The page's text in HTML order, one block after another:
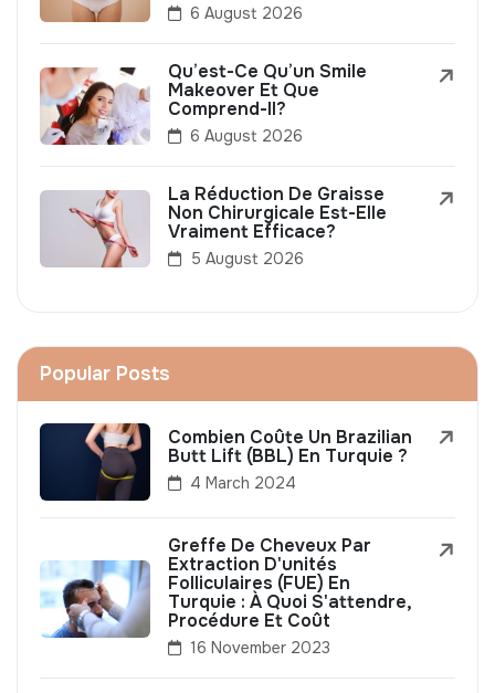
6 August 2026
Qu’est-Ce Qu’un Smile
Makeover Et Que
Comprend-Il?
6 August 2026
La Réduction De Graisse
Non Chirurgicale Est-Elle
Vraiment Efficace?
5 August 2026
Popular Posts
Combien Coûte Un Brazilian
Butt Lift (BBL) En Turquie ?
4 March 2024
Greffe De Cheveux Par
Extraction D'unités
Folliculaires (FUE) En
Turquie : À Quoi S'attendre,
Procédure Et Coût
16 November 2023